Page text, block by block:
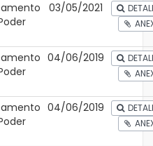
03/05/2021
04/06/2019
04/06/2019